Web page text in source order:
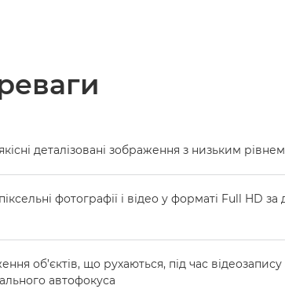
деталізовані зображення з низьким
фотографії і відео у форматі Full HD
об’єктів, що рухаються, під час
автофокуса